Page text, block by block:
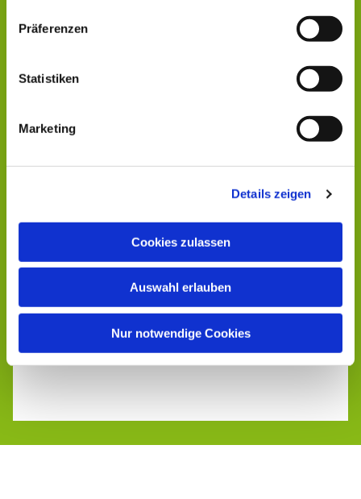
Präferenzen
Statistiken
Marketing
Details zeigen
Cookies zulassen
Auswahl erlauben
Nur notwendige Cookies